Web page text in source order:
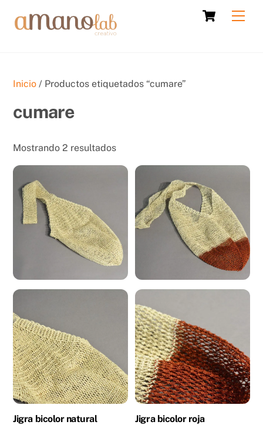
Cart
Inicio / Productos etiquetados “cumare”
cumare
Mostrando 2 resultadosSorted
Jigra bicolor natural
Jigra bicolor roja